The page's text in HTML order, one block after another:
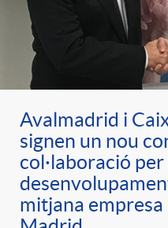
Avalmadrid i
signen un nou
col·laboració
mitjana